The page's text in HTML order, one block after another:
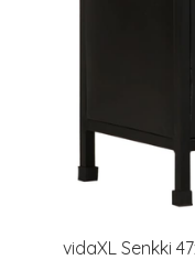
vidaXL Senkki